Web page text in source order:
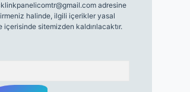
adresine
halinde, ilgili içerikler yasal
içerisinde sitemizden kaldırılacaktır.